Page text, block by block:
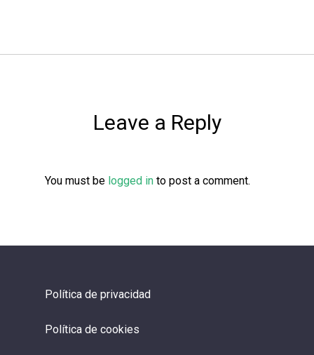
Leave a Reply
You must be logged in to post a comment.
Política de privacidad
Política de cookies